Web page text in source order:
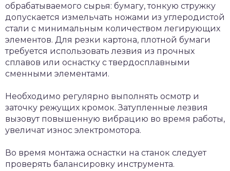
обрабатываемого сырья: бумагу, тонкую стружку
допускается измельчать ножами из углеродистой
стали с минимальным количеством легирующих
элементов. Для резки картона, плотной бумаги
требуется использовать лезвия из прочных
сплавов или оснастку с твердосплавными
сменными элементами.
Необходимо регулярно выполнять осмотр и
заточку режущих кромок. Затупленные лезвия
вызовут повышенную вибрацию во время работы,
увеличат износ электромотора.
Во время монтажа оснастки на станок следует
проверять балансировку инструмента.